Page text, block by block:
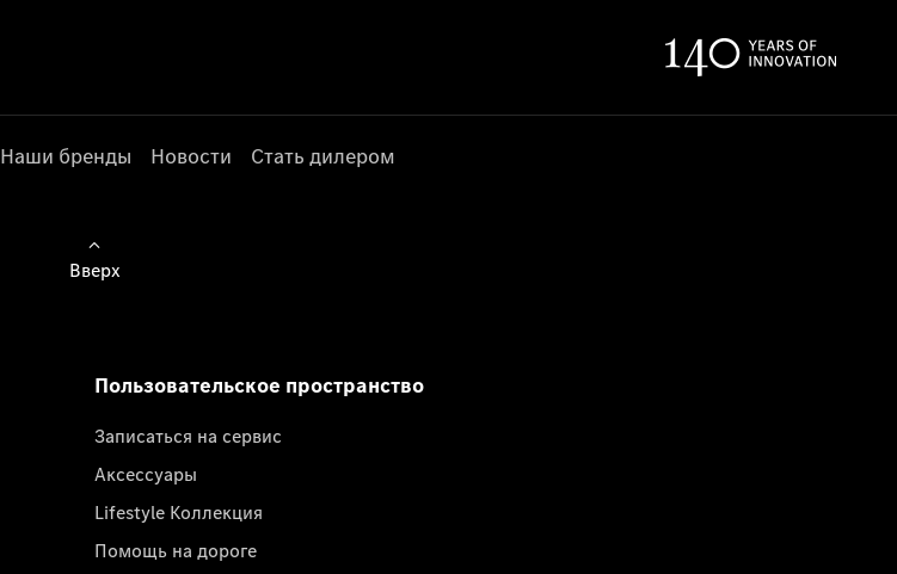
Наши бренды Новости Стать дилером
Вверх
Пользовательское пространство
Записаться на сервис
Аксессуары
Lifestyle Коллекция
Помощь на дороге